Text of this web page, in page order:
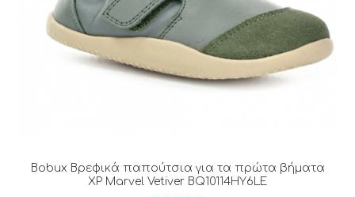
Bobux Βρεφικά παπούτσια για τα πρώτα βήματα
XP Marvel Vetiver BQ10114HY6LE